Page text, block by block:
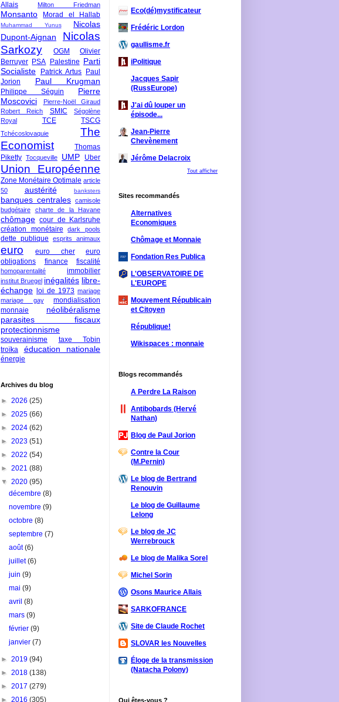
Allais
Milton Friedman
Monsanto Morad el Hallab
Muhammad Yunus
Nicolas
Dupont-Aignan
Nicolas
Sarkozy
OGM
Olivier
Berruyer PSA Palestine Parti
Socialiste
Patrick Artus
Paul
Jorion
Paul Krugman
Philippe Séguin
Pierre
Moscovici
Pierre-Noël Giraud
Robert Reich
SMIC
Ségolène
Royal
TCE TSCG
Tchécoslovaquie
The
Economist
Thomas
Piketty Tocqueville UMP Uber
Union Européenne
Zone Monétaire Optimale article
50
austérité banksters
banques centrales camisole
budgétaire
charte de la Havane
chômage cour de Karlsruhe
création monétaire
dark pools
dette publique esprits animaux
euro euro cher
euro
obligations
finance fiscalité
homoparentalité immobilier
institut Bruegel inégalités libre-
échange
loi de 1973 mariage
mariage gay
mondialisation
monnaie
néolibéralisme
parasites fiscaux
protectionnisme
souverainisme
taxe Tobin
troïka
éducation nationale
énergie
Archives du blog
► 2026 (25)
► 2025 (66)
► 2024 (62)
► 2023 (51)
► 2022 (54)
► 2021 (88)
▼ 2020 (95)
décembre(8)
novembre(9)
octobre(8)
septembre(7)
août(6)
juillet(6)
juin(9)
mai(9)
avril(8)
mars(9)
février(9)
janvier(7)
► 2019 (94)
► 2018 (138)
► 2017 (279)
► 2016 (305)
Eco(dé)mystificateur
Frédéric Lordon
gaullisme.fr
iPolitique
Jacques Sapir
(RussEurope)
J'ai dû louper un
épisode...
Jean-Pierre
Chevènement
Jérôme Delacroix
Tout afficher
Sites recommandés
Alternatives
Economiques
Chômage et Monnaie
Fondation Res Publica
L'OBSERVATOIRE DE
L'EUROPE
Mouvement Républicain
et Citoyen
République!
Wikispaces : monnaie
Blogs recommandés
A Perdre La Raison
Antibobards (Hervé
Nathan)
Blog de Paul Jorion
Contre la Cour
(M.Pernin)
Le blog de Bertrand
Renouvin
Le blog de Guillaume
Lelong
Le blog de JC
Werrebrouck
Le blog de Malika Sorel
Michel Sorin
Osons Maurice Allais
SARKOFRANCE
Site de Claude Rochet
SLOVAR les Nouvelles
Éloge de la transmission
(Natacha Polony)
Qui êtes-vous ?